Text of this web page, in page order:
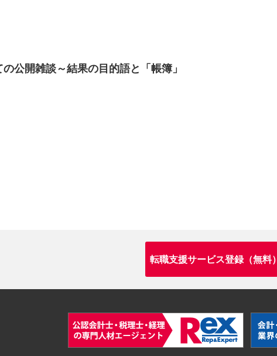
公開雑談～結果の目的語と「帳簿」
転職支援サービス登録（無料）